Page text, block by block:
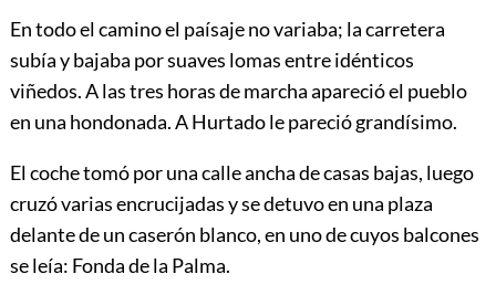
En todo el camino el paísaje no variaba; la carretera
subía y bajaba por suaves lomas entre idénticos
viñedos. A las tres horas de marcha apareció el pueblo
en una hondonada. A Hurtado le pareció grandísimo.
El coche tomó por una calle ancha de casas bajas, luego
cruzó varias encrucijadas y se detuvo en una plaza
delante de un caserón blanco, en uno de cuyos balcones
se leía: Fonda de la Palma.